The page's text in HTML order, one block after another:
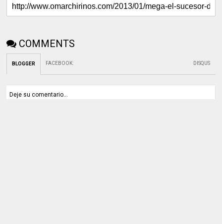
COMMENTS
BLOGGER FACEBOOK: DISQUS
Deje su comentario...